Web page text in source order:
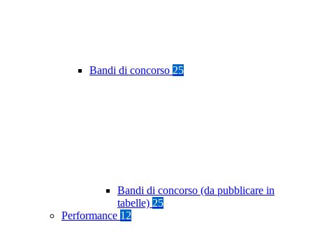
Bandi di concorso 25
Bandi di concorso (da pubblicare in
tabelle) 25
Performance 12